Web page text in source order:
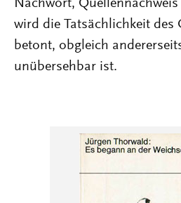
Nachwort,
wird die Tatsächlichkeit des
betont, obgleich
unübersehbar ist.